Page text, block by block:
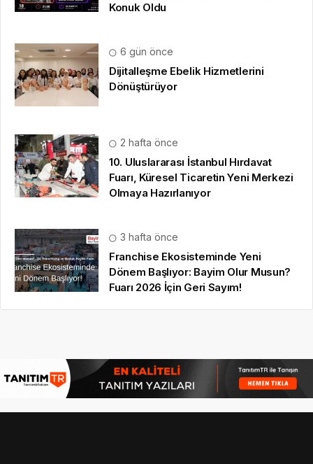
Konuk Oldu
6 gün önce
Dijitalleşme Ebelik Hizmetlerini
Dönüştürüyor
2 hafta önce
10. Uluslararası İstanbul Hırdavat
Fuarı, Küresel Ticaretin Yeni Merkezi
Olmaya Hazırlanıyor
3 hafta önce
Franchise Ekosisteminde Yeni
Dönem Başlıyor: Bayim Olur Musun?
Fuarı 2026 İçin Geri Sayım!